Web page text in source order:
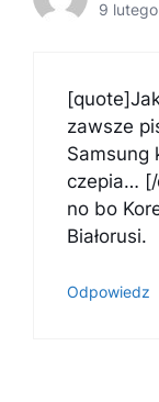
9
zawsze
Samsung
czepia…
no bo
Białorusi.
Odpowiedz